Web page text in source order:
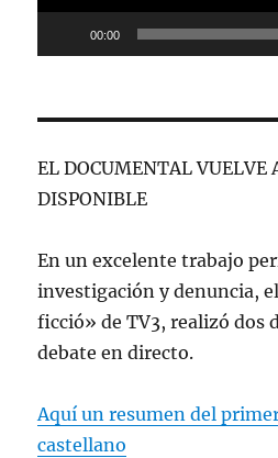
00:00
EL DOCUMENTAL VUELVE
DISPONIBLE
En un excelente trabajo
investigación y denuncia,
ficció» de TV3, realizó dos
debate en directo.
Aquí un resumen del
castellano